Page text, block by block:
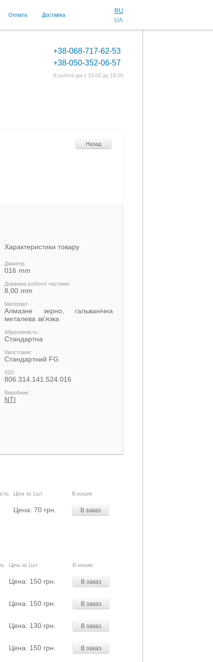
Оплата Доставка
RU
UA
+38-068-717-62-53
+38-050-352-06-57
В робочі дні з 10:00 до 18:00
Назад
Характеристики товару
Діаметр:
016
Довжина робочої частини:
8,00
Матеріал:
Алмазне зерно, гальванічна
металева зв'язка
Абразивність:
Стандартна
Хвостовик:
Стандартний FG
ISO:
806.314.141.524.016
Виробник:
NTI
Ціна за 1шт. В кошик
Цена: 70 грн. В заказ
Ціна за 1шт. В кошик
Цена: 150 грн. В заказ
Цена: 150 грн. В заказ
Цена: 130 грн. В заказ
Цена: 150 грн. В заказ